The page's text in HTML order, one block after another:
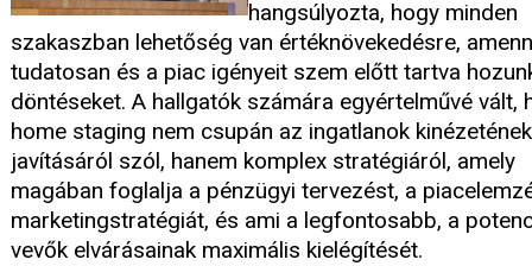
hangsúlyozta, hogy minden
szakaszban lehetőség van értéknövekedésre,
tudatosan és a piac igényeit szem előtt tartva
döntéseket. A hallgatók számára egyértelművé vált,
home staging nem csupán az ingatlanok kinézetének
javításáról szól, hanem komplex stratégiáról, amely
magában foglalja a pénzügyi tervezést, a
marketingstratégiát, és ami a legfontosabb, a
vevők elvárásainak maximális kielégítését.